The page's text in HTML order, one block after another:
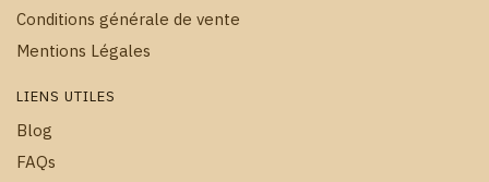
Conditions générale de vente
Mentions Légales
LIENS UTILES
Blog
FAQs